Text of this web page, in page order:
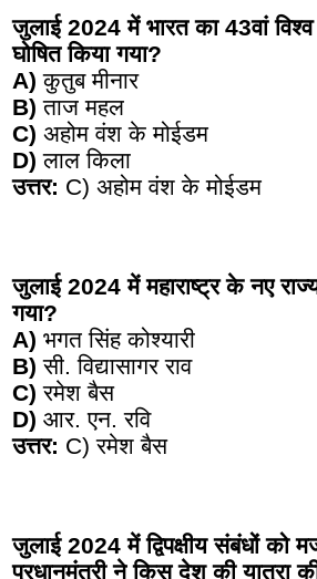
जुलाई 2024 में भारत का 43वां
घोषित किया गया?
A) कुतुब मीनार
B) ताज महल
C) अहोम वंश के मोईडम
D) लाल किला
उत्तर: C) अहोम वंश के मोईडम
जुलाई 2024 में महाराष्ट्र के नए
गया?
A) भगत सिंह कोश्यारी
B) सी. विद्यासागर राव
C) रमेश बैस
D) आर. एन. रवि
उत्तर: C) रमेश बैस
जुलाई 2024 में द्विपक्षीय संबंधों को
प्रधानमंत्री ने किस देश की यात्रा